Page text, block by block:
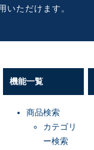
いただけます。
機能一覧
商品検索
カテゴリ
ー検索